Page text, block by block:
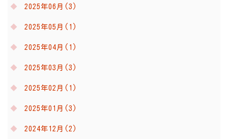
2025年06月(3)
2025年05月(1)
2025年04月(1)
2025年03月(3)
2025年02月(1)
2025年01月(3)
2024年12月(2)